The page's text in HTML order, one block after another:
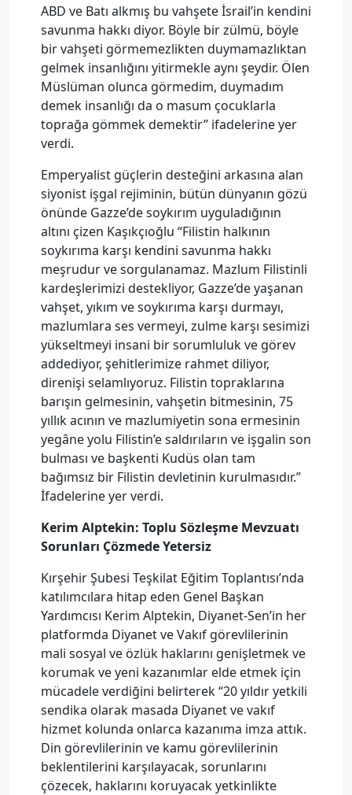
ABD ve Batı alkmış bu vahşete İsrail’in kendini
savunma hakkı diyor. Böyle bir zülmü, böyle
bir vahşeti görmemezlikten duymamazlıktan
gelmek insanlığını yitirmekle aynı şeydir. Ölen
Müslüman olunca görmedim, duymadım
demek insanlığı da o masum çocuklarla
toprağa gömmek demektir” ifadelerine yer
verdi.
Emperyalist güçlerin desteğini arkasına alan
siyonist işgal rejiminin, bütün dünyanın gözü
önünde Gazze’de soykırım uyguladığının
altını çizen Kaşıkçıoğlu “Filistin halkının
soykırıma karşı kendini savunma hakkı
meşrudur ve sorgulanamaz. Mazlum Filistinli
kardeşlerimizi destekliyor, Gazze’de yaşanan
vahşet, yıkım ve soykırıma karşı durmayı,
mazlumlara ses vermeyi, zulme karşı sesimizi
yükseltmeyi insani bir sorumluluk ve görev
addediyor, şehitlerimize rahmet diliyor,
direnişi selamlıyoruz. Filistin topraklarına
barışın gelmesinin, vahşetin bitmesinin, 75
yıllık acının ve mazlumiyetin sona ermesinin
yegâne yolu Filistin’e saldırıların ve işgalin son
bulması ve başkenti Kudüs olan tam
bağımsız bir Filistin devletinin kurulmasıdır.”
İfadelerine yer verdi.
Kerim Alptekin: Toplu Sözleşme Mevzuatı
Sorunları Çözmede Yetersiz
Kırşehir Şubesi Teşkilat Eğitim Toplantısı’nda
katılımcılara hitap eden Genel Başkan
Yardımcısı Kerim Alptekin, Diyanet-Sen’in her
platformda Diyanet ve Vakıf görevlilerinin
mali sosyal ve özlük haklarını genişletmek ve
korumak ve yeni kazanımlar elde etmek için
mücadele verdiğini belirterek “20 yıldır yetkili
sendika olarak masada Diyanet ve vakıf
hizmet kolunda onlarca kazanıma imza attık.
Din görevlilerinin ve kamu görevlilerinin
beklentilerini karşılayacak, sorunlarını
çözecek, haklarını koruyacak yetkinlikte